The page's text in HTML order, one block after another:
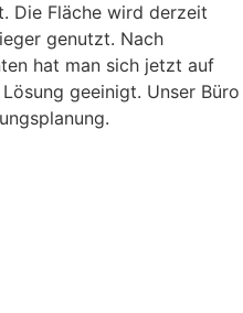
Die Fläche wird derzeit
genutzt. Nach
hat man sich jetzt auf
geeinigt. Unser Büro